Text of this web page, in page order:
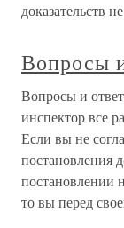
доказательств
Вопросы
Вопросы и
инспектор все
Если вы не
постановления
постановлении
то вы перед